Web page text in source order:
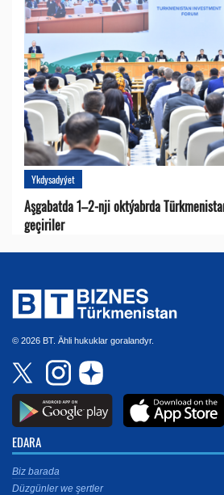
Ykdysadyýet
Aşgabatda 1–2-nji oktýabrda
geçiriler
© 2026 BT. Ähli hukuklar goralandyr.
EDARA
Biz barada
Düzgünler we şertler